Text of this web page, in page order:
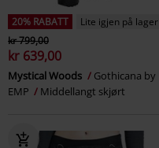
20% RABATT
Lite igjen på lager
kr 799,00
kr 639,00
Mystical Woods
Gothicana by
EMP
Middellangt skjørt